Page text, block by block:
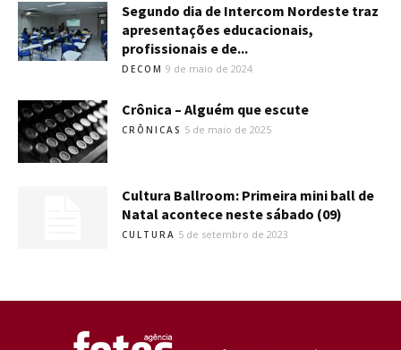
Segundo dia de Intercom Nordeste traz
apresentações educacionais,
profissionais e de...
DECOM 9 de maio de 2024
Crônica – Alguém que escute
CRÔNICAS 5 de maio de 2025
Cultura Ballroom: Primeira mini ball de
Natal acontece neste sábado (09)
CULTURA 5 de setembro de 2023